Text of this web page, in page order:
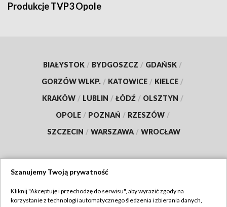
Produkcje TVP3 Opole
BIAŁYSTOK / BYDGOSZCZ / GDAŃSK /
GORZÓW WLKP. / KATOWICE / KIELCE /
KRAKÓW / LUBLIN / ŁÓDŹ / OLSZTYN /
OPOLE / POZNAŃ / RZESZÓW /
SZCZECIN / WARSZAWA / WROCŁAW
TVP
Szanujemy Twoją prywatność
Kliknij "Akceptuję i przechodzę do serwisu", aby wyrazić zgody na
korzystanie z technologii automatycznego śledzenia i zbierania danych,